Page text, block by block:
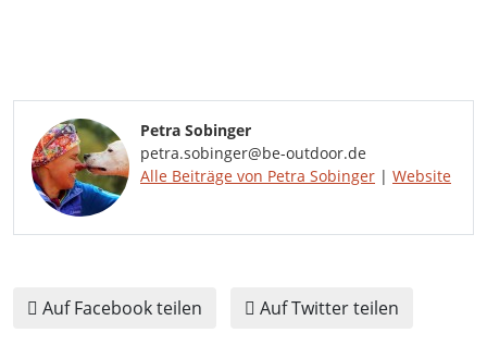
Petra Sobinger
petra.sobinger@be-outdoor.de
Alle Beiträge von Petra Sobinger | Website
Auf Facebook teilen Auf Twitter teilen